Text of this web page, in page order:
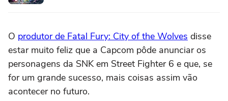
O produtor de Fatal Fury: City of the Wolves disse
estar muito feliz que a Capcom pôde anunciar os
personagens da SNK em Street Fighter 6 e que, se
for um grande sucesso, mais coisas assim vão
acontecer no futuro.